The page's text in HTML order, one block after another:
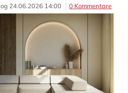
24.06.2026 14:00 0 Kommentare